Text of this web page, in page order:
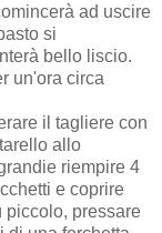
ad uscire
si
bello liscio.
un'ora circa
il tagliere con
allo
riempire 4
e coprire
piccolo, pressare